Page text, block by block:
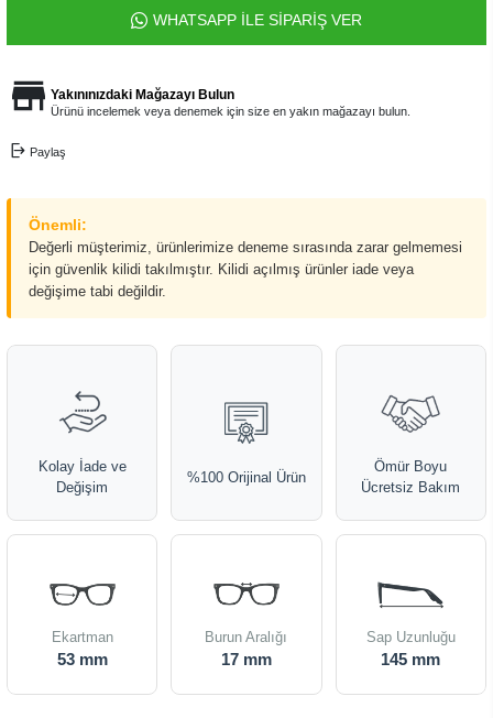
WHATSAPP İLE SİPARİŞ VER
Yakınınızdaki Mağazayı Bulun
Ürünü incelemek veya denemek için size en yakın mağazayı bulun.
Paylaş
Önemli:
Değerli müşterimiz, ürünlerimize deneme sırasında zarar gelmemesi
için güvenlik kilidi takılmıştır. Kilidi açılmış ürünler iade veya
değişime tabi değildir.
Kolay İade ve
Değişim
%100 Orijinal Ürün
Ömür Boyu
Ücretsiz Bakım
Ekartman
53 mm
Burun Aralığı
17 mm
Sap Uzunluğu
145 mm